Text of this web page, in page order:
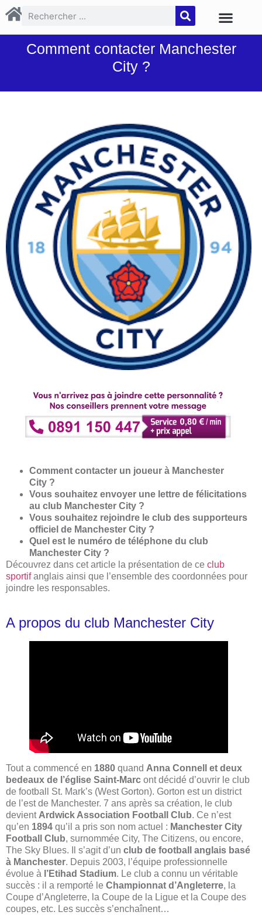
Comment contacter Manchester
City ?
Comment contacter un joueur à Manchester
City ?
Vous souhaitez envoyer une lettre de félicitations
au club Manchester City ?
Vous souhaitez rejoindre le club des supporteurs
officiel de Manchester City ?
Quel est le numéro de téléphone du club
Manchester City ?
Découvrez dans cet article la présentation de ce club
sportifanglais ainsi que l’ensemble des coordonnées pour
joindre les responsables.
A propos du club Manchester City
Tout a commencé en 1880 quand Anna Connell et deux
bedeaux de l’église Saint-Marc ont décidé d’ouvrir le club
de football St. Mark’s (West Gorton). Gorton est un district
de l’est de Manchester. 7 ans après sa création, le club
devient Ardwick Association Football Club. Ce n’est
qu’en 1894 qu’il a pris son nom actuel : Manchester City
Football Club, surnommée City, The Citizens, ou encore,
The Sky Blues. Il s’agit d’un club de football anglais basé
à Manchester. Depuis 2003, l’équipe professionnelle
évolue à l’Etihad Stadium. Le club a connu un véritable
succès : il a remporté le Championnat d’Angleterre, la
Coupe d’Angleterre, la Coupe de la Ligue et la Coupe des
coupes, etc. Les succès s’enchaînent…